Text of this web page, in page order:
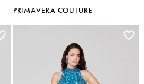
PRIMAVERA COUTURE